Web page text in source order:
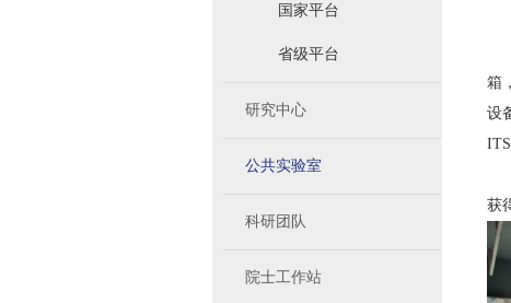
国家平台
省级平台
研究中心
公共实验室
科研团队
院士工作站
箱
设
获